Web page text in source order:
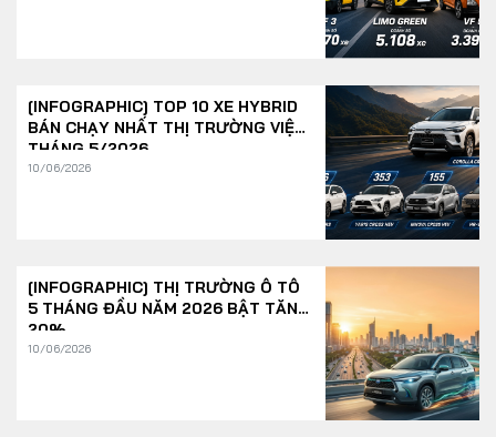
[INFOGRAPHIC] TOP 10 XE HYBRID
BÁN CHẠY NHẤT THỊ TRƯỜNG VIỆT
THÁNG 5/2026
10/06/2026
[INFOGRAPHIC] THỊ TRƯỜNG Ô TÔ
5 THÁNG ĐẦU NĂM 2026 BẬT TĂNG
20%
10/06/2026